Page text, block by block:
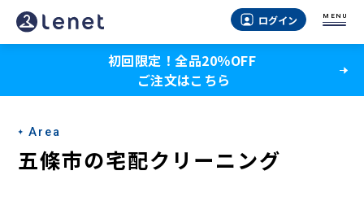
五
條
の
宅
配
ログイン MENU
初回限定！全品20％OFF
ご注文はこちら
Area
五條市の宅配クリーニング